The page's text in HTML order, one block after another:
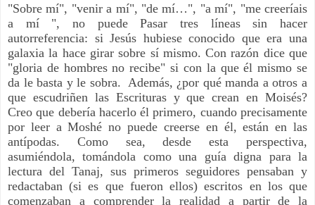
"Sobre mí", "venir a mí", "de mí…", "a mí", "me creeríais
a mí", no puede Pasar tres líneas sin hacer
autorreferencia: si Jesús hubiese conocido que era una
galaxia la hace girar sobre sí mismo. Con razón dice que
"gloria de hombres no recibe" si con la que él mismo se
da le basta y le sobra. Además, ¿por qué manda a otros a
que escudriñen las Escrituras y que crean en Moisés?
Creo que debería hacerlo él primero, cuando precisamente
por leer a Moshé no puede creerse en él, están en las
antípodas. Como sea, desde esta perspectiva,
asumiéndola, tomándola como una guía digna para la
lectura del Tanaj, sus primeros seguidores pensaban y
redactaban (si es que fueron ellos) escritos en los que
comenzaban a comprender la realidad a partir de la